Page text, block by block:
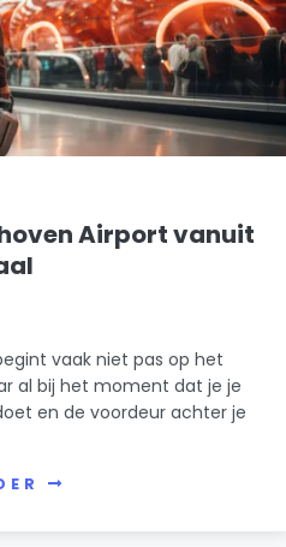
Airport vanuit
vaak niet pas op het
al bij het moment dat je je
en de voordeur achter je